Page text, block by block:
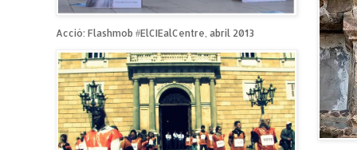
Acció: Flashmob #ElCIEalCentre, abril 2013